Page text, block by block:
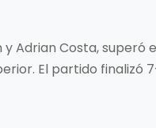
Adrian Costa, superó
El partido finalizó